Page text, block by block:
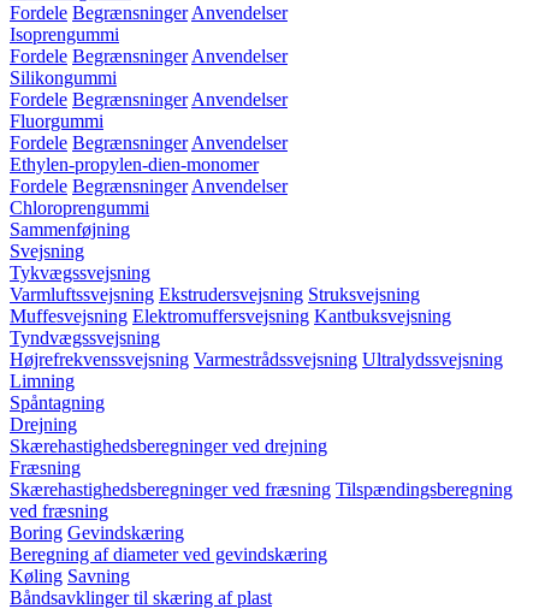
Fordele Begrænsninger Anvendelser
Isoprengummi
Fordele Begrænsninger Anvendelser
Silikongummi
Fordele Begrænsninger Anvendelser
Fluorgummi
Fordele Begrænsninger Anvendelser
Ethylen-propylen-dien-monomer
Fordele Begrænsninger Anvendelser
Chloroprengummi
Sammenføjning
Svejsning
Tykvægssvejsning
Varmluftssvejsning Ekstrudersvejsning Struksvejsning
Muffesvejsning Elektromuffersvejsning Kantbuksvejsning
Tyndvægssvejsning
Højrefrekvenssvejsning Varmestrådssvejsning Ultralydssvejsning
Limning
Spåntagning
Drejning
Skærehastighedsberegninger ved drejning
Fræsning
Skærehastighedsberegninger ved fræsning Tilspændingsberegning
ved fræsning
Boring Gevindskæring
Beregning af diameter ved gevindskæring
Køling Savning
Båndsavklinger til skæring af plast